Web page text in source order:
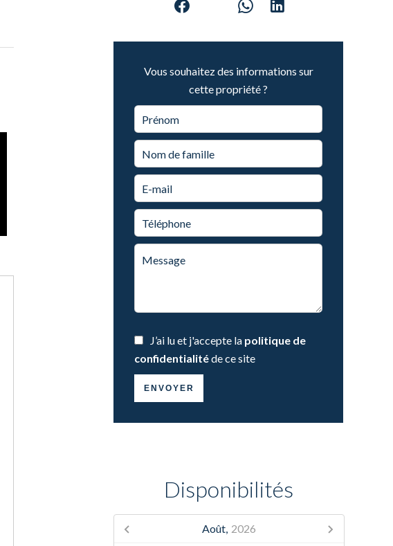
Vous souhaitez des informations sur
cette propriété ?
J’ai lu et j'accepte la politique de
confidentialitéde ce site
ENVOYER
Disponibilités
Août, 2026